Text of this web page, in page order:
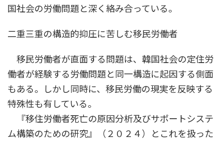
国社会の労働問題と深く絡み合っている。
二重三重の構造的抑圧に苦しむ移民労働者
移民労働者が直面する問題は、韓国社会の定住労
働者が経験する労働問題と同一構造に起因する側面
もある。しかし同時に、移民労働の現実を反映する
特殊性も有している。
『移住労働者死亡の原因分析及びサポートシステ
ム構築のための研究』（２０２４）とこれを扱った